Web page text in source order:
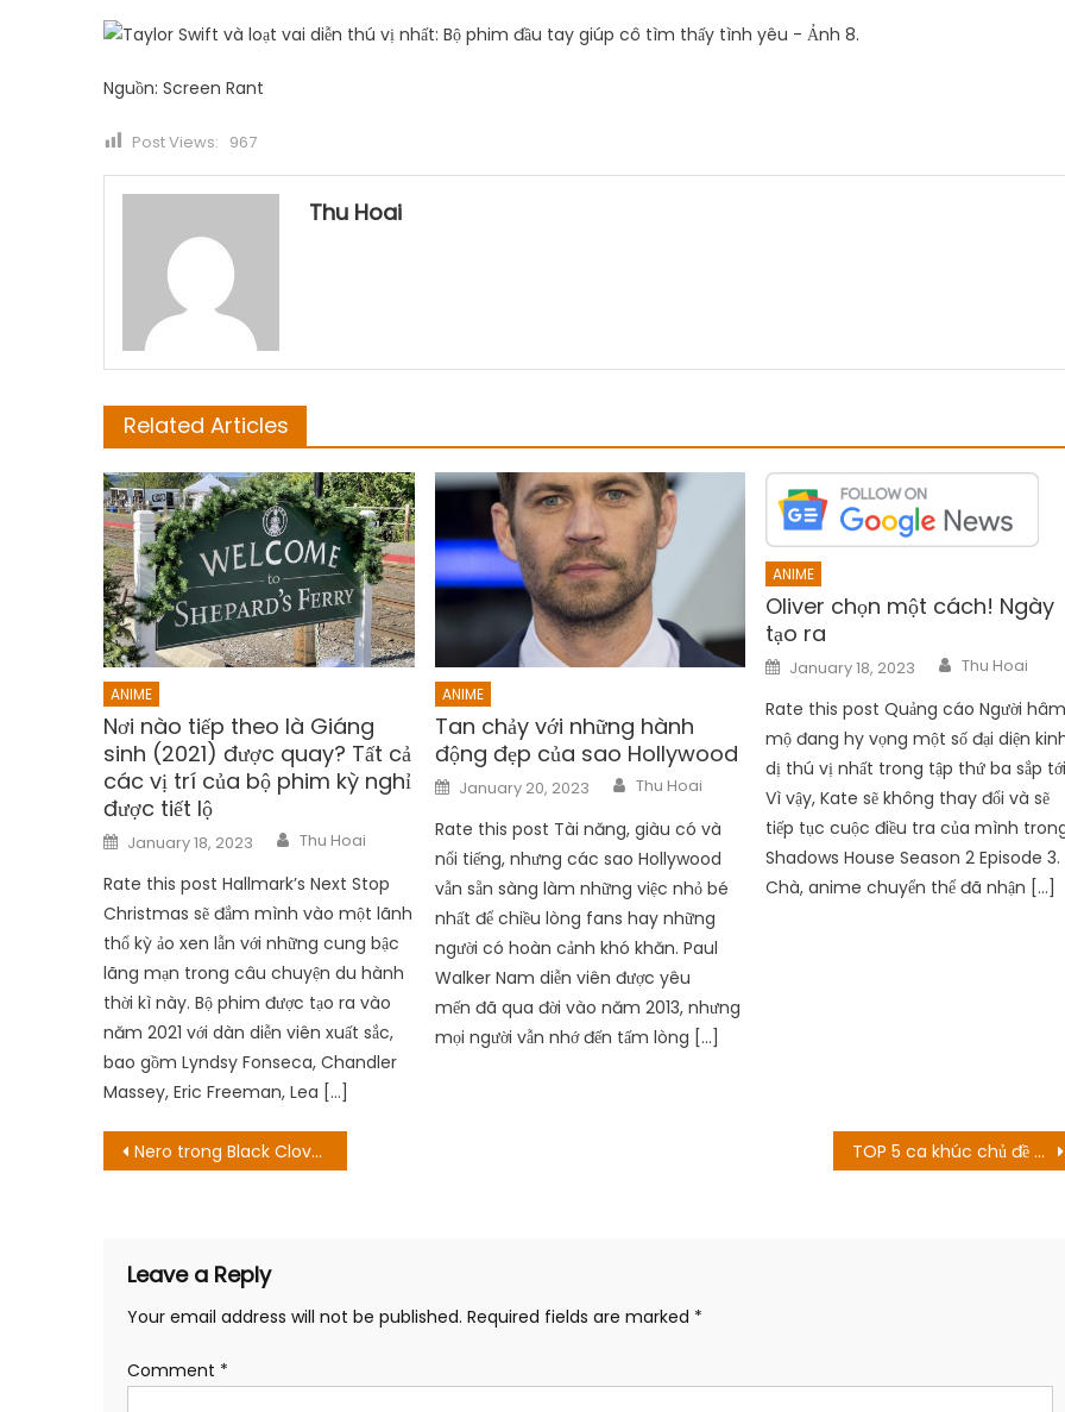
Nguồn: Screen Rant
Post Views: 967
Thu Hoai
Related Articles
ANIME
Nơi nào tiếp theo là Giáng
sinh (2021) được quay? Tất cả
các vị trí của bộ phim kỳ nghỉ
được tiết lộ
Posted
on
January 18, 2023 Author
Thu Hoai
Rate this post Hallmark’s Next Stop
Christmas sẽ đắm mình vào một lãnh
thổ kỳ ảo xen lẫn với những cung bậc
lãng mạn trong câu chuyện du hành
thời kì này. Bộ phim được tạo ra vào
năm 2021 với dàn diễn viên xuất sắc,
bao gồm Lyndsy Fonseca, Chandler
Massey, Eric Freeman, Lea […]
ANIME
Tan chảy với những hành
động đẹp của sao Hollywood
Posted
on
January 20, 2023 Author
Thu Hoai
Rate this post Tài năng, giàu có và
nổi tiếng, nhưng các sao Hollywood
vẫn sẵn sàng làm những việc nhỏ bé
nhất để chiều lòng fans hay những
người có hoàn cảnh khó khăn. Paul
Walker Nam diễn viên được yêu
mến đã qua đời vào năm 2013, nhưng
mọi người vẫn nhớ đến tấm lòng […]
ANIME
Oliver chọn một cách! Ngày
tạo ra
Posted
on
January 18, 2023 Author
Thu Hoai
Rate this post Quảng cáo Người hâm
mộ đang hy vọng một số đại diện
dị thú vị nhất trong tập thứ ba sắp
Vì vậy, Kate sẽ không thay đổi và sẽ
tiếp tục cuộc điều tra của mình
Shadows House Season 2 Episode 3.
Chà, anime chuyển thể đã nhận […]
Post
Nero trong Black Clover là ai? TOP 5 ca khúc chủ đề được bình chọn nhiều nhất cho Album Cuối cùng của Naruto
Leave a Reply
Your email address will not be published. Required fields are marked *
Comment *